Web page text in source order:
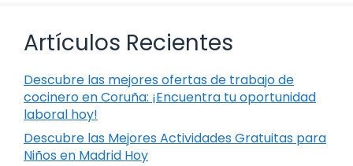
Artículos Recientes
Descubre las mejores ofertas de trabajo de
cocinero en Coruña: ¡Encuentra tu oportunidad
laboral hoy!
Descubre las Mejores Actividades Gratuitas para
Niños en Madrid Hoy